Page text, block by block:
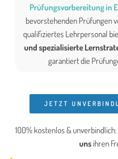
Prüfungsvorbereitung in
bevorstehenden Prüfungen
qualifiziertes Lehrpersonal
und spezialisierte
garantiert die
JETZT
100% kostenlos & unverbindlich:
unsihren